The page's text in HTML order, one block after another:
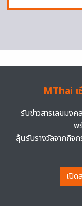
MThai เ
รับข่าวสารเลขมง
พ
ลุ้นรับรางวัลจากกิจ
เปิ